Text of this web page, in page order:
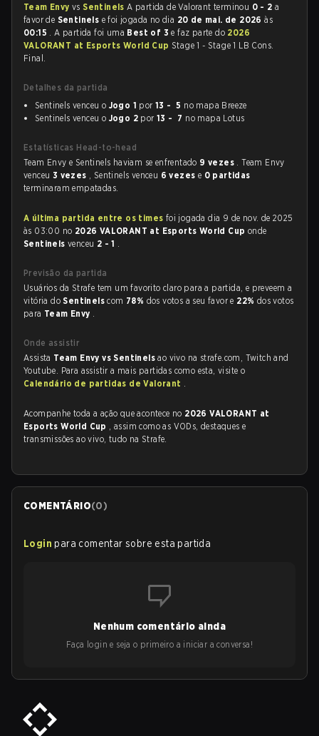
Team Envy vs SentinelsA partida de Valorant terminou 0 - 2 a
favor de Sentinels e foi jogada no dia 20 de mai. de 2026às
00:15 . A partida foi uma Best of 3e faz parte do 2026
VALORANT at Esports World Cup Stage 1 - Stage 1 LB Cons.
Final.
Detalhes da partida
Sentinels venceu o Jogo 1 por13 - 5 no mapa Breeze
Sentinels venceu o Jogo 2 por13 - 7 no mapa Lotus
Estatísticas Head-to-head
Team Envy e Sentinels haviam se enfrentado 9 vezes . Team Envy
venceu 3 vezes , Sentinels venceu 6 vezes e 0 partidas
terminaram empatadas.
A última partida entre os times foi jogada dia 9 de nov. de 2025
às 03:00 no 2026 VALORANT at Esports World Cup onde
Sentinels venceu 2 - 1 .
Previsão da partida
Usuários da Strafe tem um favorito claro para a partida, e preveem a
vitória doSentinelscom 78% dos votos a seu favor e 22% dos votos
para Team Envy .
Onde assistir
Assista Team Envy vs Sentinelsao vivo na strafe.com, Twitch and
Youtube. Para assistir a mais partidas como esta, visite o
Calendário de partidas de Valorant .
Acompanhe toda a ação que acontece no 2026 VALORANT at
Esports World Cup , assim como as VODs, destaques e
transmissões ao vivo, tudo na Strafe.
COMENTÁRIO(0)
Login para comentar sobre esta partida
Nenhum comentário ainda
Faça login e seja o primeiro a iniciar a conversa!